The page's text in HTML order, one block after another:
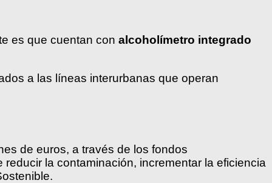
es que cuentan con alcoholímetro integrado
a las líneas interurbanas que operan
de euros, a través de los fondos
la contaminación, incrementar la eficiencia